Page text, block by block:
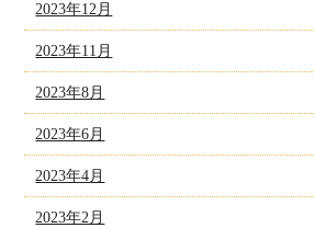
2023年12月
2023年11月
2023年8月
2023年6月
2023年4月
2023年2月